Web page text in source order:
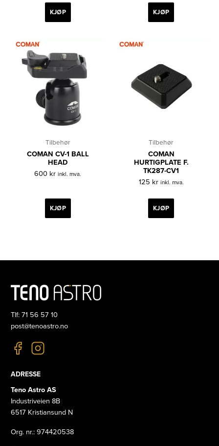
KJØP KJØP
Tilbehør
COMAN CV-1 BALL
HEAD
600 kr inkl. mva.
KJØP
Tilbehør
COMAN
HURTIGPLATE F.
TK287-CV1
125 kr inkl. mva.
KJØP
Tlf: 71 56 57 10
post@tenoastro.no
ADRESSE
Teno Astro AS
Industriveien 8B
6517 Kristiansund N
Org. nr.: 974420538